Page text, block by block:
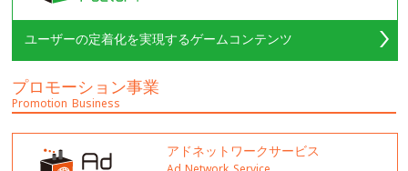
ユーザーの定着化を実現するゲームコンテンツ
プロモーション事業
Promotion Business
アドネットワークサービス